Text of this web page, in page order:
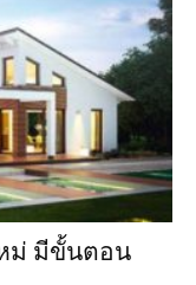
ม่ มีขั้นตอน